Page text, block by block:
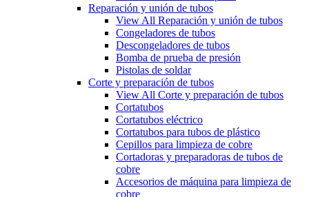
Reparación y unión de tubos
View All Reparación y unión de tubos
Congeladores de tubos
Descongeladores de tubos
Bomba de prueba de presión
Pistolas de soldar
Corte y preparación de tubos
View All Corte y preparación de tubos
Cortatubos
Cortatubos eléctrico
Cortatubos para tubos de plástico
Cepillos para limpieza de cobre
Cortadoras y preparadoras de tubos de
cobre
Accesorios de máquina para limpieza de
cobre